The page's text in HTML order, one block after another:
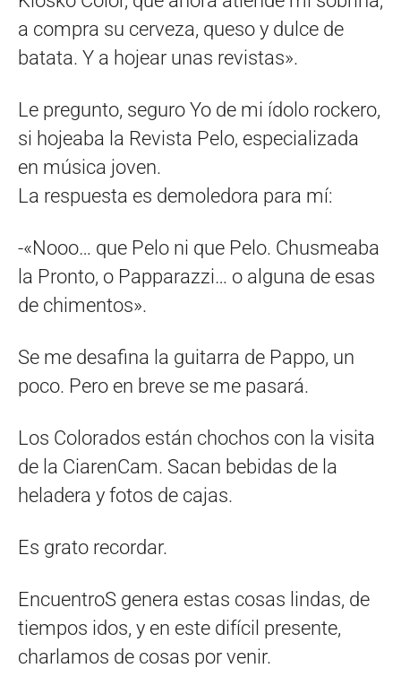
a compra su cerveza, queso y dulce de
batata. Y a hojear unas revistas».
Le pregunto, seguro Yo de mi ídolo rockero,
si hojeaba la Revista Pelo, especializada
en música joven.
La respuesta es demoledora para mí:
-«Nooo… que Pelo ni que Pelo. Chusmeaba
la Pronto, o Papparazzi… o alguna de esas
de chimentos».
Se me desafina la guitarra de Pappo, un
poco. Pero en breve se me pasará.
Los Colorados están chochos con la visita
de la CiarenCam. Sacan bebidas de la
heladera y fotos de cajas.
Es grato recordar.
EncuentroS genera estas cosas lindas, de
tiempos idos, y en este difícil presente,
charlamos de cosas por venir.